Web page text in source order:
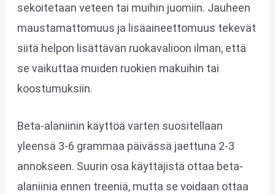
sekoitetaan veteen tai muihin juomiin. Jauheen
maustamattomuus ja lisäaineettomuus tekevät
siitä helpon lisättävän ruokavalioon ilman, että
se vaikuttaa muiden ruokien makuihin tai
koostumuksiin.
Beta-alaniinin käyttöä varten suositellaan
yleensä 3-6 grammaa päivässä jaettuna 2-3
annokseen. Suurin osa käyttäjistä ottaa beta-
alaniinia ennen treeniä, mutta se voidaan ottaa